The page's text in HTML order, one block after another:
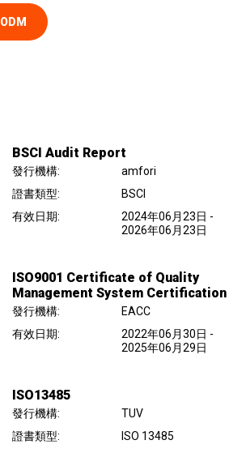
ODM
BSCI Audit Report
發行機構:
amfori
證書類型:
BSCI
有效日期: 2024年06月23日 -
2026年06月23日
ISO9001 Certificate of Quality
Management System Certification
發行機構:
EACC
有效日期: 2022年06月30日 -
2025年06月29日
ISO13485
發行機構:
TUV
證書類型:
ISO 13485